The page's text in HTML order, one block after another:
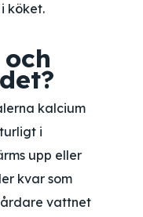
köket.
kalcium
i
upp eller
kvar som
vattnet